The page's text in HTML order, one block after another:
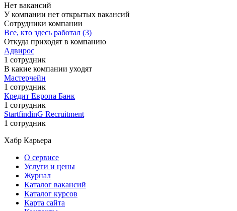
Нет вакансий
У компании нет открытых вакансий
Сотрудники компании
Все, кто здесь работал (3)
Откуда приходят в компанию
Адвирос
1 сотрудник
В какие компании уходят
Мастерчейн
1 сотрудник
Кредит Европа Банк
1 сотрудник
StartfindinG Recruitment
1 сотрудник
Хабр Карьера
О сервисе
Услуги и цены
Журнал
Каталог вакансий
Каталог курсов
Карта сайта